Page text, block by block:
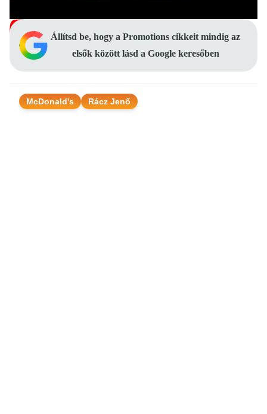
Állítsd be, hogy a Promotions cikkeit mindig az
elsők között lásd a Google keresőben
McDonald's Rácz Jenő